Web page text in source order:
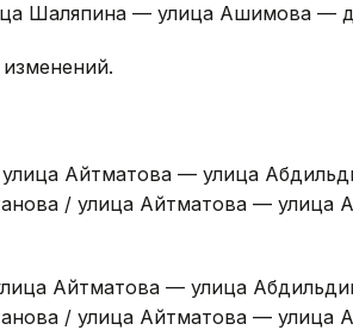
Шаляпина — улица Ашимова —
Айтматова — улица
/ улица Айтматова —
Айтматова — улица
/ улица Айтматова —